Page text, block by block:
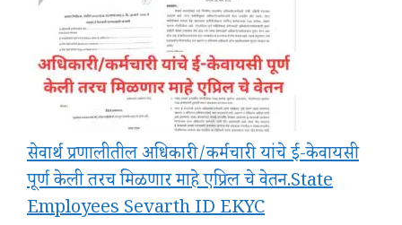
सेवार्थ प्रणालीतील अधिकारी/कर्मचारी यांचे ई-केवायसी
पूर्ण केली तरच मिळणार माहे एप्रिल चे वेतन.State
Employees Sevarth ID EKYC